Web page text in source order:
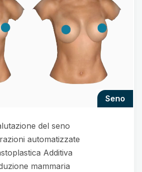
seno
del seno
automatizzate
Additiva
mammaria